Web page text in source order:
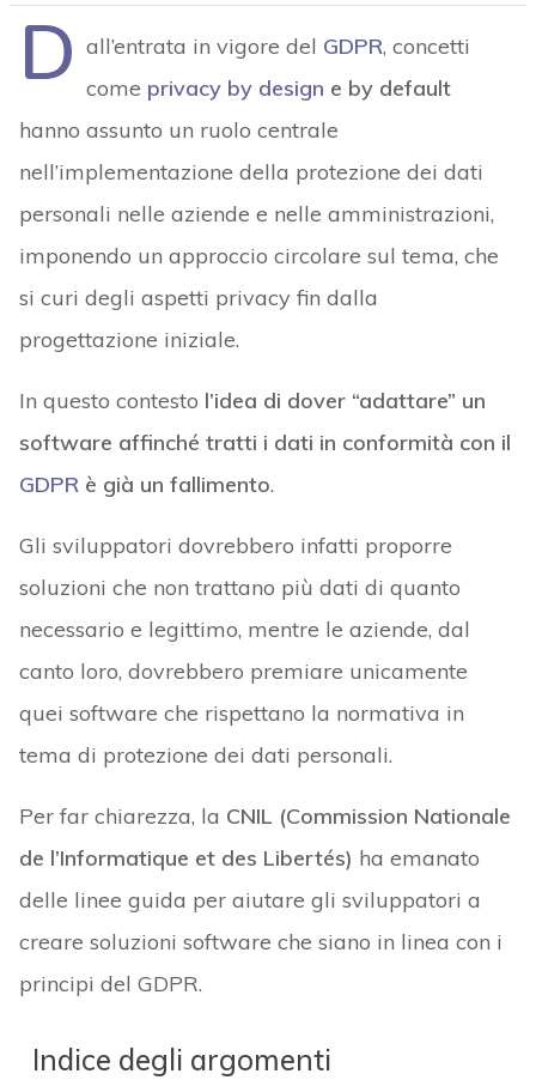
D all’entrata in vigore del GDPR, concetti
come privacy by design e by default
hanno assunto un ruolo centrale
nell’implementazione della protezione dei dati
personali nelle aziende e nelle amministrazioni,
imponendo un approccio circolare sul tema, che
si curi degli aspetti privacy fin dalla
progettazione iniziale.
In questo contesto l’idea di dover “adattare” un
software affinché tratti i dati in conformità con il
GDPRè già un fallimento.
Gli sviluppatori dovrebbero infatti proporre
soluzioni che non trattano più dati di quanto
necessario e legittimo, mentre le aziende, dal
canto loro, dovrebbero premiare unicamente
quei software che rispettano la normativa in
tema di protezione dei dati personali.
Per far chiarezza, la CNIL (Commission Nationale
de l’Informatique et des Libertés) ha emanato
delle linee guida per aiutare gli sviluppatori a
creare soluzioni software che siano in linea con i
principi del GDPR.
Indice degli argomenti